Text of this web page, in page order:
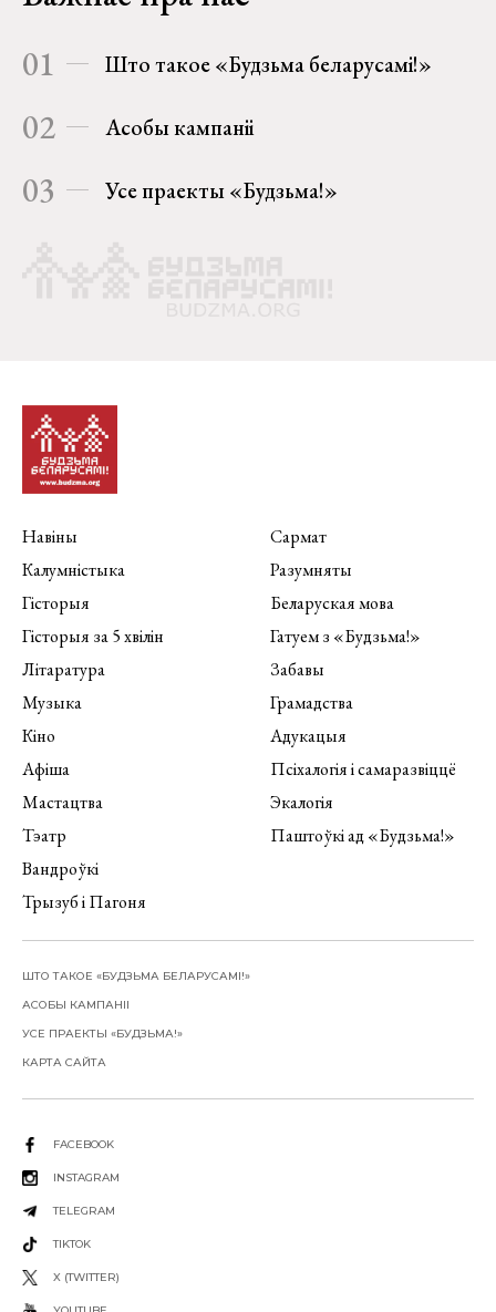
01 Што такое «Будзьма беларусамі!»
02 Асобы кампаніі
03 Усе праекты «Будзьма!»
Навіны
Калумністыка
Гісторыя
Гісторыя за 5 хвілін
Літаратура
Музыка
Кіно
Афіша
Мастацтва
Тэатр
Вандроўкі
Трызуб і Пагоня
Сармат
Разумняты
Беларуская мова
Гатуем з «Будзьма!»
Забавы
Грамадства
Адукацыя
Псіхалогія і самаразвіццё
Экалогія
Паштоўкі ад «Будзьма!»
ШТО ТАКОЕ «БУДЗЬМА БЕЛАРУСАМІ!»
АСОБЫ КАМПАНІІ
УСЕ ПРАЕКТЫ «БУДЗЬМА!»
КАРТА САЙТА
FACEBOOK
INSTAGRAM
TELEGRAM
TIKTOK
X (TWITTER)